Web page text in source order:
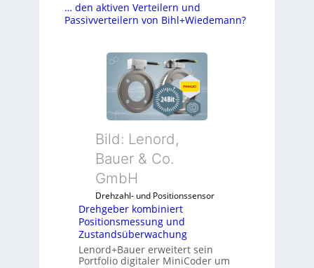
… den aktiven Verteilern und
Passivverteilern von Bihl+Wiedemann?
Bild: Lenord,
Bauer & Co.
GmbH
Drehzahl- und Positionssensor
Drehgeber kombiniert
Positionsmessung und
Zustandsüberwachung
Lenord+Bauer erweitert sein
Portfolio digitaler MiniCoder um